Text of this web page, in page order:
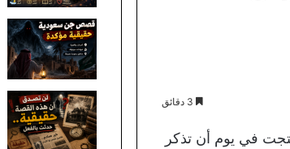
في يوم أن تذكر